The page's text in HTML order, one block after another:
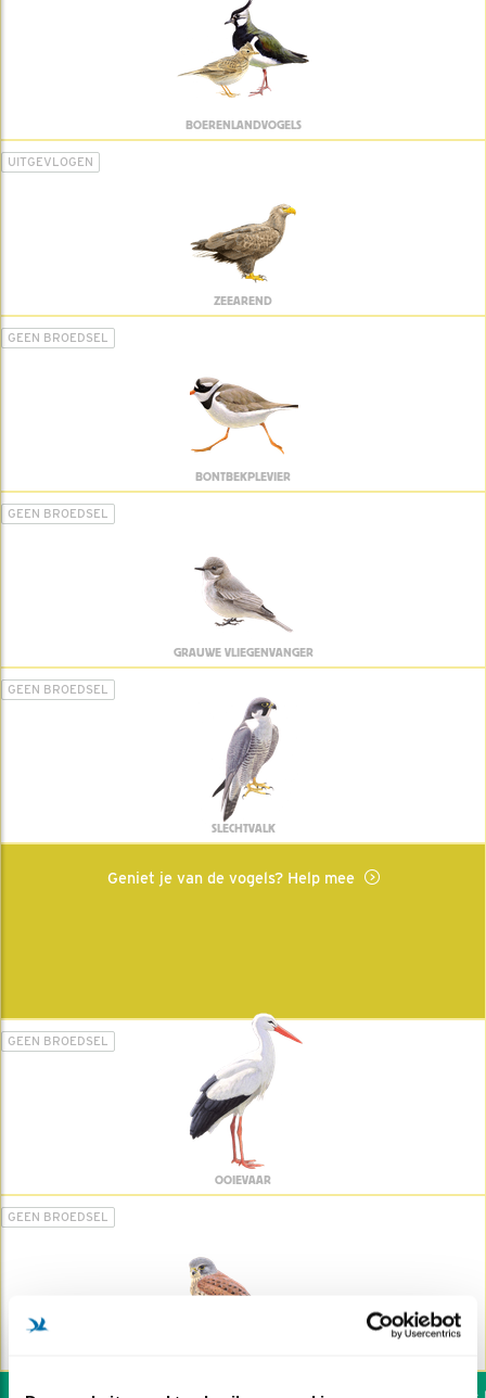
BOERENLANDVOGELS
UITGEVLOGEN
ZEEAREND
GEEN BROEDSEL
BONTBEKPLEVIER
GEEN BROEDSEL
GRAUWE VLIEGENVANGER
GEEN BROEDSEL
SLECHTVALK
Geniet je van de vogels? Help mee
GEEN BROEDSEL
OOIEVAAR
GEEN BROEDSEL